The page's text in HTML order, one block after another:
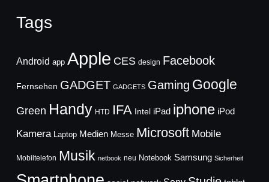
Tags
Android app Apple CES design Facebook
Fernsehen GADGET GADGETS Gaming Google
Green Handy HTD IFA Intel iPad iphone iPod
Kamera Laptop Medien Messe Microsoft Mobile
Mobiltelefon Musik netbook neu Notebook Samsung Sicherheit